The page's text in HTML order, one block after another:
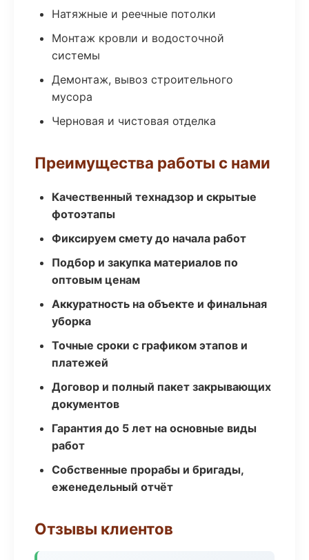
Натяжные и реечные потолки
Монтаж кровли и водосточной
системы
Демонтаж, вывоз строительного
мусора
Черновая и чистовая отделка
Преимущества работы с нами
Качественный технадзор и скрытые
фотоэтапы
Фиксируем смету до начала работ
Подбор и закупка материалов по
оптовым ценам
Аккуратность на объекте и финальная
уборка
Точные сроки с графиком этапов и
платежей
Договор и полный пакет закрывающих
документов
Гарантия до 5 лет на основные виды
работ
Собственные прорабы и бригады,
еженедельный отчёт
Отзывы клиентов